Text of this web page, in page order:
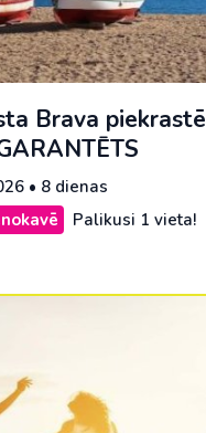
Brava piekrastē
• 8 dienas
Palikusi 1 vieta!